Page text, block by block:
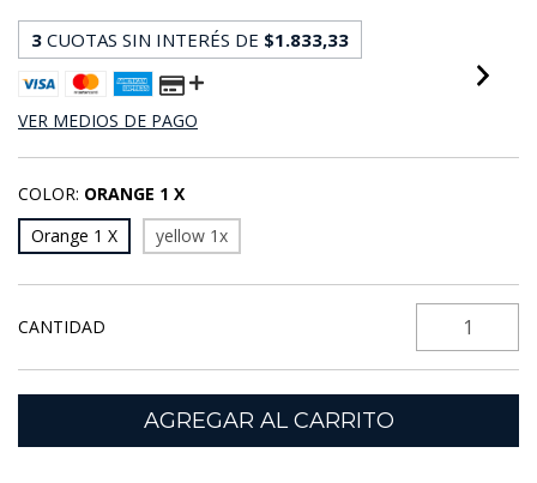
3 CUOTAS SIN INTERÉS DE $1.833,33
VER MEDIOS DE PAGO
COLOR: ORANGE 1 X
Orange 1 X
yellow 1x
CANTIDAD